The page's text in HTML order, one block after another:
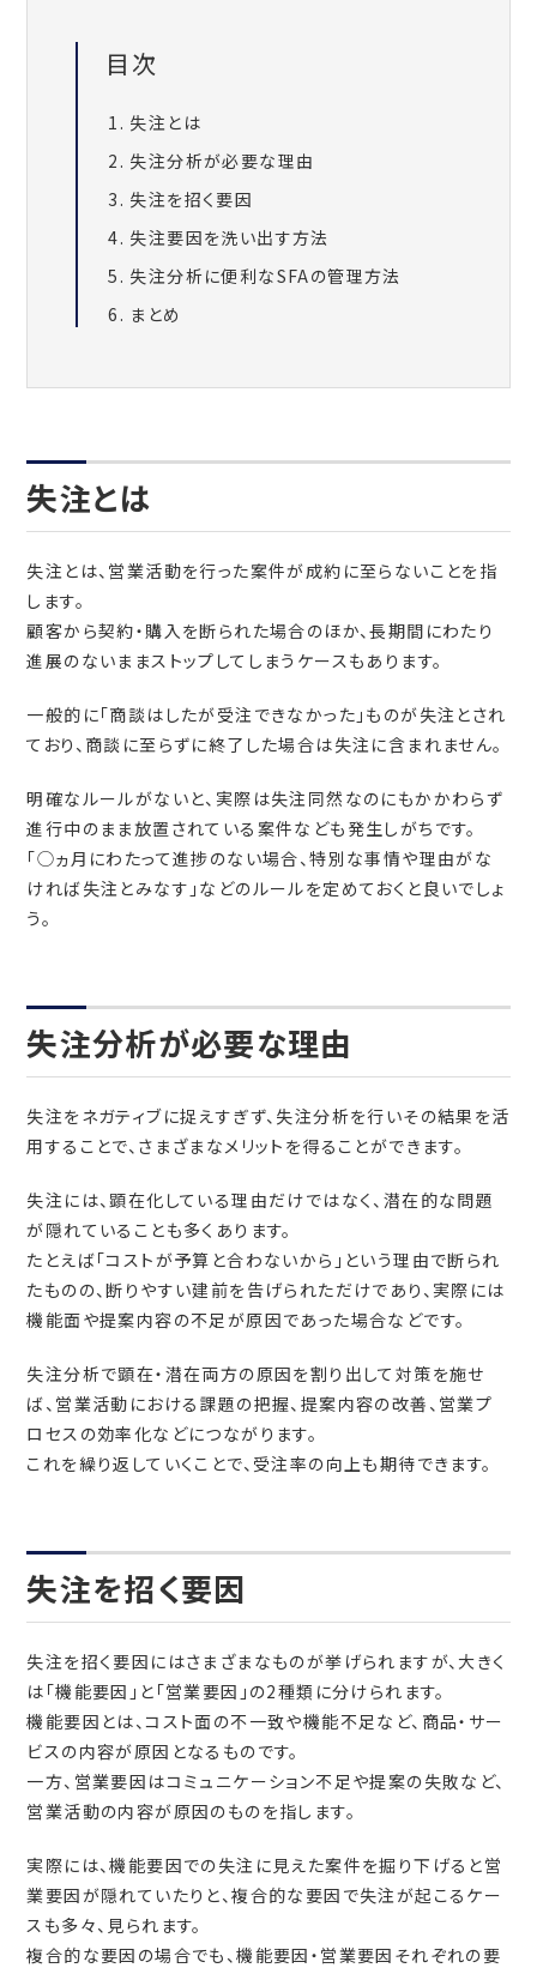
目次
失注とは
失注分析が必要な理由
失注を招く要因
失注要因を洗い出す方法
失注分析に便利なSFAの管理方法
まとめ
失注とは
失注とは、営業活動を行った案件が成約に至らないことを指
します。
顧客から契約・購入を断られた場合のほか、長期間にわたり
進展のないままストップしてしまうケースもあります。
一般的に「商談はしたが受注できなかった」ものが失注とされ
ており、商談に至らずに終了した場合は失注に含まれません。
明確なルールがないと、実際は失注同然なのにもかかわらず
進行中のまま放置されている案件なども発生しがちです。
「◯ヵ月にわたって進捗のない場合、特別な事情や理由がな
ければ失注とみなす」などのルールを定めておくと良いでしょ
う。
失注分析が必要な理由
失注をネガティブに捉えすぎず、失注分析を行いその結果を活
用することで、さまざまなメリットを得ることができます。
失注には、顕在化している理由だけではなく、潜在的な問題
が隠れていることも多くあります。
たとえば「コストが予算と合わないから」という理由で断られ
たものの、断りやすい建前を告げられただけであり、実際には
機能面や提案内容の不足が原因であった場合などです。
失注分析で顕在・潜在両方の原因を割り出して対策を施せ
ば、営業活動における課題の把握、提案内容の改善、営業プ
ロセスの効率化などにつながります。
これを繰り返していくことで、受注率の向上も期待できます。
失注を招く要因
失注を招く要因にはさまざまなものが挙げられますが、大きく
は「機能要因」と「営業要因」の2種類に分けられます。
機能要因とは、コスト面の不一致や機能不足など、商品・サー
ビスの内容が原因となるものです。
一方、営業要因はコミュニケーション不足や提案の失敗など、
営業活動の内容が原因のものを指します。
実際には、機能要因での失注に見えた案件を掘り下げると営
業要因が隠れていたりと、複合的な要因で失注が起こるケー
スも多々、見られます。
複合的な要因の場合でも、機能要因・営業要因それぞれの要